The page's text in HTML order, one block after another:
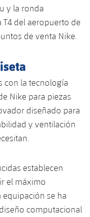
y la ronda
del aeropuerto de
de venta Nike.
con la tecnología
Nike para piezas
diseñado para
y ventilación
establecen
el máximo
se ha
computacional